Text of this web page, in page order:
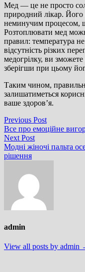
Мед — це не просто
природний лікар. Його
неминучим процесом,
Розтоплювати мед
правил: температура
відсутність різких
медогрілку, ви
зберігши при цьому
Таким чином,
залишатиметься
ваше здоров’я.
Навігація
записів
Previous PostPrevious
post:
Все про емоційне
Next PostNext
post:
Модні жіночі пальта
рішення
admin
View all posts by admin